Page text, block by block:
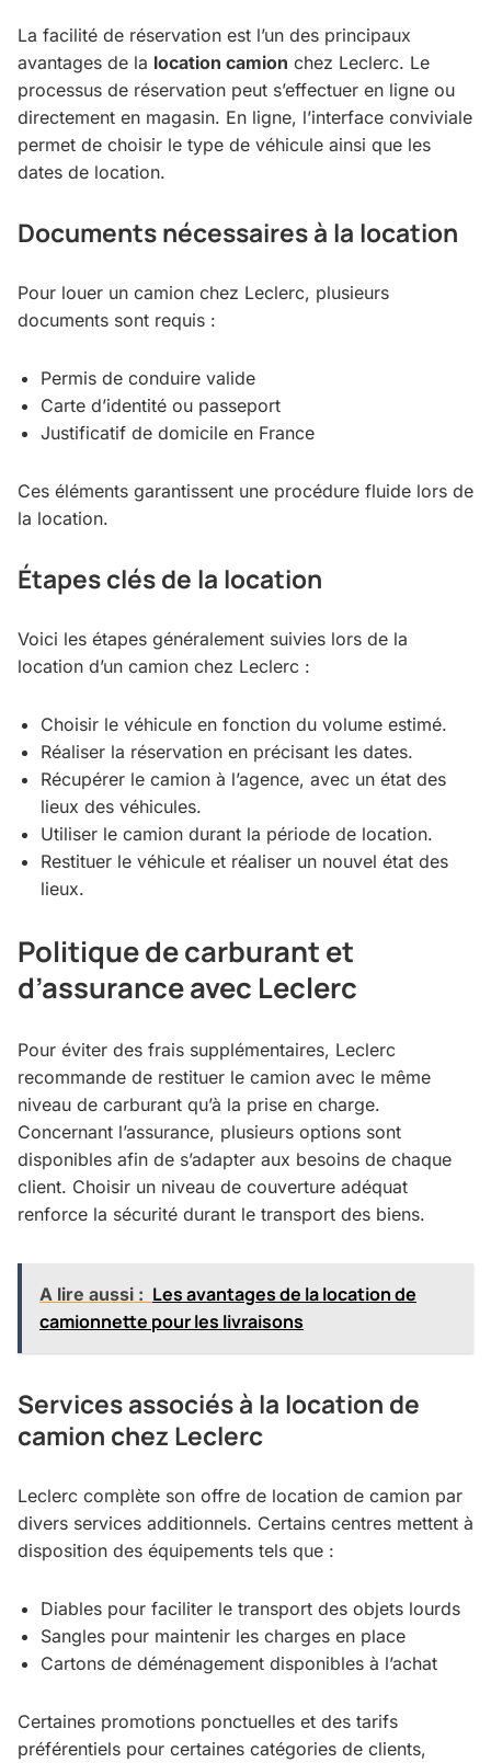
La facilité de réservation est l’un des principaux
avantages de la location camion chez Leclerc. Le
processus de réservation peut s’effectuer en ligne ou
directement en magasin. En ligne, l’interface conviviale
permet de choisir le type de véhicule ainsi que les
dates de location.
Documents nécessaires à la location
Pour louer un camion chez Leclerc, plusieurs
documents sont requis :
Permis de conduire valide
Carte d’identité ou passeport
Justificatif de domicile en France
Ces éléments garantissent une procédure fluide lors de
la location.
Étapes clés de la location
Voici les étapes généralement suivies lors de la
location d’un camion chez Leclerc :
Choisir le véhicule en fonction du volume estimé.
Réaliser la réservation en précisant les dates.
Récupérer le camion à l’agence, avec un état des
lieux des véhicules.
Utiliser le camion durant la période de location.
Restituer le véhicule et réaliser un nouvel état des
lieux.
Politique de carburant et
d’assurance avec Leclerc
Pour éviter des frais supplémentaires, Leclerc
recommande de restituer le camion avec le même
niveau de carburant qu’à la prise en charge.
Concernant l’assurance, plusieurs options sont
disponibles afin de s’adapter aux besoins de chaque
client. Choisir un niveau de couverture adéquat
renforce la sécurité durant le transport des biens.
A lire aussi : Les avantages de la location de
camionnette pour les livraisons
Services associés à la location de
camion chez Leclerc
Leclerc complète son offre de location de camion par
divers services additionnels. Certains centres mettent à
disposition des équipements tels que :
Diables pour faciliter le transport des objets lourds
Sangles pour maintenir les charges en place
Cartons de déménagement disponibles à l’achat
Certaines promotions ponctuelles et des tarifs
préférentiels pour certaines catégories de clients,